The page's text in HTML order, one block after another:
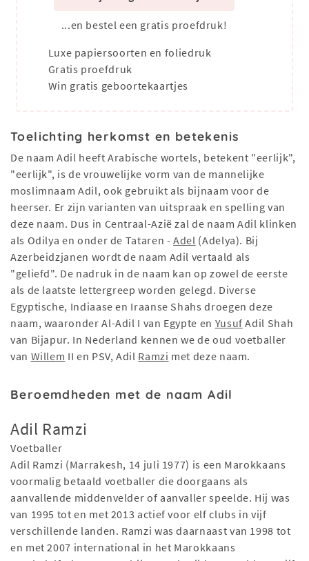
...en bestel een gratis proefdruk!
Luxe papiersoorten en foliedruk
Gratis proefdruk
Win gratis geboortekaartjes
Toelichting herkomst en betekenis
De naam Adil heeft Arabische wortels, betekent "eerlijk",
"eerlijk", is de vrouwelijke vorm van de mannelijke
moslimnaam Adil, ook gebruikt als bijnaam voor de
heerser. Er zijn varianten van uitspraak en spelling van
deze naam. Dus in Centraal-Azië zal de naam Adil klinken
als Odilya en onder de Tataren -Adel (Adelya). Bij
Azerbeidzjanen wordt de naam Adil vertaald als
"geliefd". De nadruk in de naam kan op zowel de eerste
als de laatste lettergreep worden gelegd. Diverse
Egyptische, Indiaase en Iraanse Shahs droegen deze
naam, waaronder Al-Adil I van Egypte en Yusuf Adil Shah
van Bijapur. In Nederland kennen we de oud voetballer
van Willem II en PSV, Adil Ramzi met deze naam.
Beroemdheden met de naam Adil
Adil Ramzi
Voetballer
Adil Ramzi (Marrakesh, 14 juli 1977) is een Marokkaans
voormalig betaald voetballer die doorgaans als
aanvallende middenvelder of aanvaller speelde. Hij was
van 1995 tot en met 2013 actief voor elf clubs in vijf
verschillende landen. Ramzi was daarnaast van 1998 tot
en met 2007 international in het Marokkaans